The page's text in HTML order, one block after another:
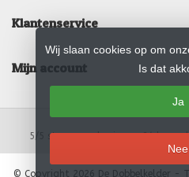
Klantenservice
Mijn account
5 sterren op basis van24
Wij slaan cookies op om
Is dat
Ja
Nee
© Copyright 2026 De Dobbelkelder -